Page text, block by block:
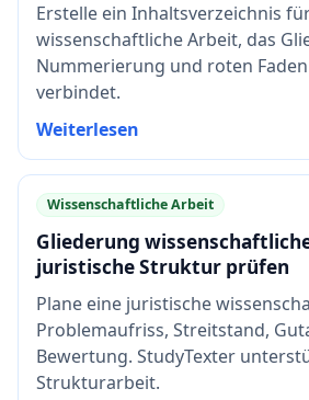
Erstelle ein Inhaltsverzeichnis
wissenschaftliche Arbeit, das
Nummerierung und roten
verbindet.
Weiterlesen
Wissenschaftliche Arbeit
Gliederung
juristische Struktur prüfen
Plane eine juristische
Problemaufriss, Streitstand,
Bewertung. StudyTexter
Strukturarbeit.